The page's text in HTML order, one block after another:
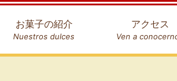
お菓子の紹介
Nuestros dulces
アクセス
Ven a